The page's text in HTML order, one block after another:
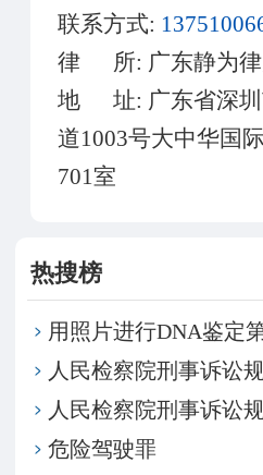
联系方式:
律 所: 广东静为
地 址: 广东省深
道1003号大中华国
701室
热搜榜
用照片进行DNA鉴定
人民检察院刑事诉讼
人民检察院刑事诉讼
危险驾驶罪